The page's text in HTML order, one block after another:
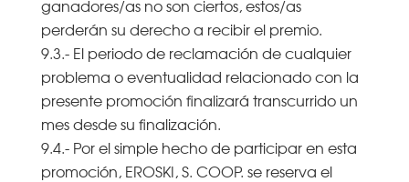
ganadores/as no son ciertos, estos/as
perderán su derecho a recibir el premio.
9.3.- El periodo de reclamación de cualquier
problema o eventualidad relacionado con la
presente promoción finalizará transcurrido un
mes desde su finalización.
9.4.- Por el simple hecho de participar en esta
promoción, EROSKI, S. COOP. se reserva el